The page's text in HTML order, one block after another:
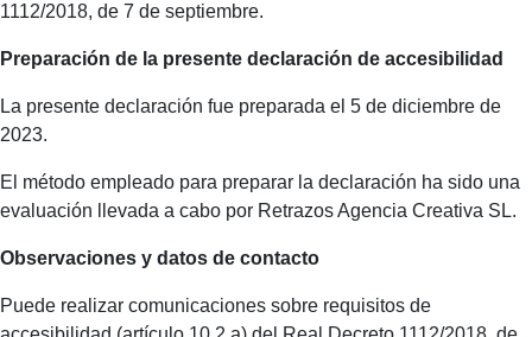
1112/2018, de 7 de septiembre.
Preparación de la presente declaración de accesibilidad
La presente declaración fue preparada el 5 de diciembre de
2023.
El método empleado para preparar la declaración ha sido una
evaluación llevada a cabo por Retrazos Agencia Creativa SL.
Observaciones y datos de contacto
Puede realizar comunicaciones sobre requisitos de